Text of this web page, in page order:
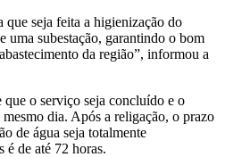
que seja feita a higienização do
uma subestação, garantindo o bom
da região”, informou a
o serviço seja concluído e o
dia. Após a religação, o prazo
de água seja totalmente
é de até 72 horas.